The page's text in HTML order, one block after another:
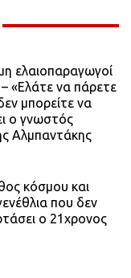
ελαιοπαραγωγοί
«Ελάτε να πάρετε
μπορείτε να
ο γνωστός
Αλμπαντάκης
κόσμου και
που δεν
ο 21χρονος